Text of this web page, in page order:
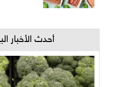
أحدث الأخبار